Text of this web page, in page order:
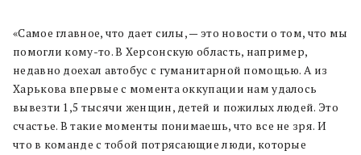
«Самое главное, что дает силы, — это новости о том, что мы
помогли кому-то. В Херсонскую область, например,
недавно доехал автобус с гуманитарной помощью. А из
Харькова впервые с момента оккупации нам удалось
вывезти 1,5 тысячи женщин, детей и пожилых людей. Это
счастье. В такие моменты понимаешь, что все не зря. И
что в команде с тобой потрясающие люди, которые